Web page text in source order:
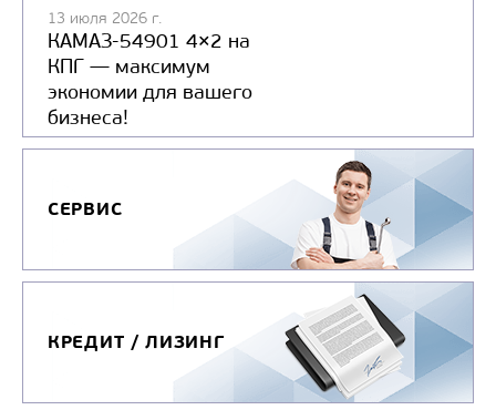
Узнать цену
13 июля 2026 г.
КАМАЗ-54901 4×2 на
КПГ — максимум
экономии для вашего
бизнеса!
СЕРВИС
КРЕДИТ / ЛИЗИНГ